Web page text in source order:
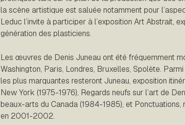
la scène artistique est saluée notamment pour
Leduc l’invite à participer à l’exposition Art Abstrait,
génération des plasticiens.
Les œuvres de Denis Juneau ont été fréquemment
Washington, Paris, Londres, Bruxelles, Spolète.
les plus marquantes resteront Juneau, exposition
New York (1975-1976), Regards neufs sur l’art de
beaux-arts du Canada (1984-1985), et
en 2001-2002.